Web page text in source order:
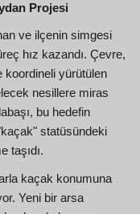
Projesi
ve ilçenin simgesi
hız kazandı. Çevre,
koordineli yürütülen
nesillere miras
bu hedefin
statüsündeki
taşıdı.
kaçak konumuna
Yeni bir arsa